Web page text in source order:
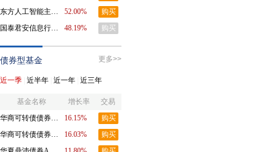
东方人工智能主题混合C 52.00%
购买
国泰君安信息行业混合发起
48.19% 购买
更多>>
债券型基金
近一季 近半年 近一年 近三年
基金名称 增长率
交易
华商可转债债券型证券投资基金A
16.15%
购买
华商可转债债券型证券投资基金C
16.03%
购买